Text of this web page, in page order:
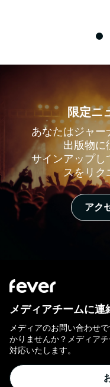
限定ニ
あなたはジャー
出版物に
サインアップし
スをリク
アク
メディアチームに連
メディアのお問い合わせ
かりませんか？メディア
対応いたします。